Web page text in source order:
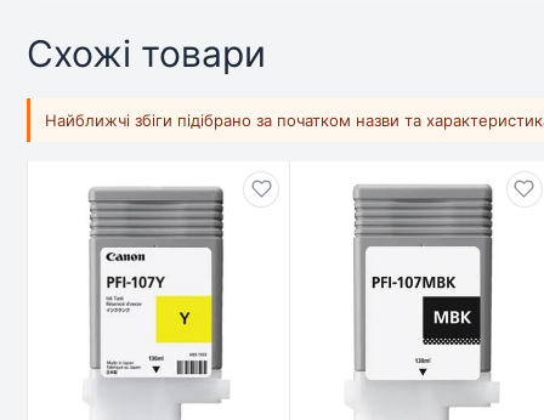
Схожі товари
Найближчі збіги підібрано за початком назви та